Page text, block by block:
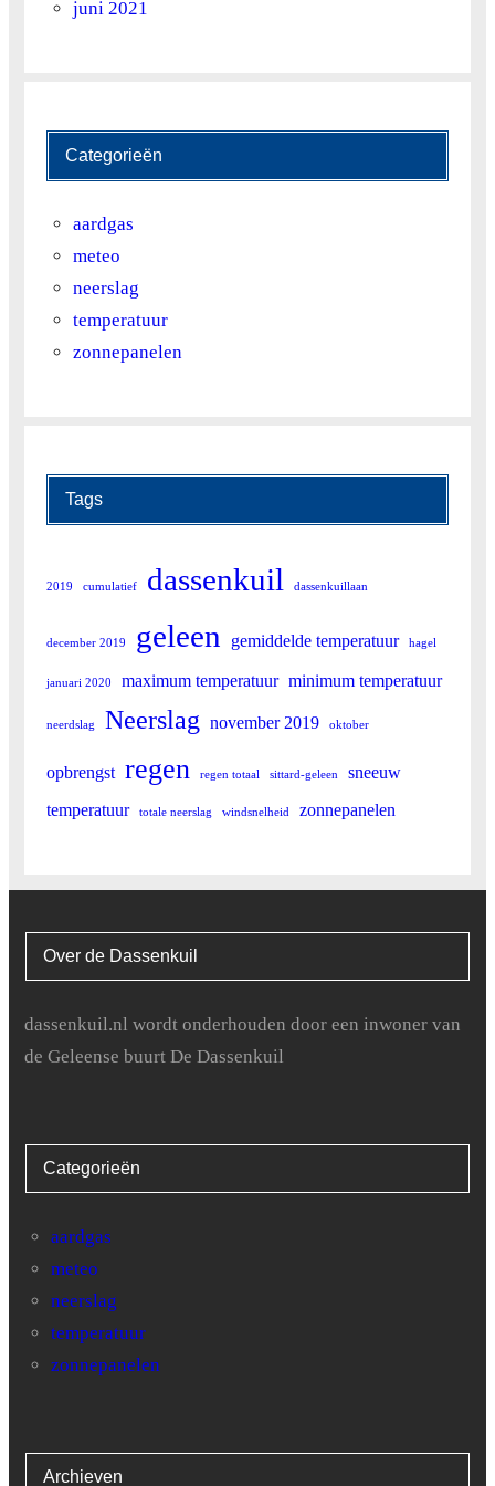
juni 2021
Categorieën
aardgas
meteo
neerslag
temperatuur
zonnepanelen
Tags
2019 cumulatief dassenkuil dassenkuillaan
december 2019 geleen gemiddelde temperatuur hagel
januari 2020 maximum temperatuur minimum temperatuur
neerdslag Neerslag november 2019 oktober
opbrengst regen regen totaal sittard-geleen
sneeuw
temperatuur
totale neerslag windsnelheid zonnepanelen
Over de Dassenkuil
dassenkuil.nl wordt onderhouden door een inwoner van
de Geleense buurt De Dassenkuil
Categorieën
aardgas
meteo
neerslag
temperatuur
zonnepanelen
Archieven